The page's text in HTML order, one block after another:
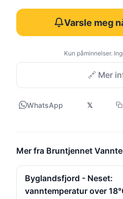
Varsle meg
Kun påminnelser.
🔗 Mer
WhatsApp 𝕏
Mer fra Bruntjennet
Byglandsfjord - Neset:
vanntemperatur over